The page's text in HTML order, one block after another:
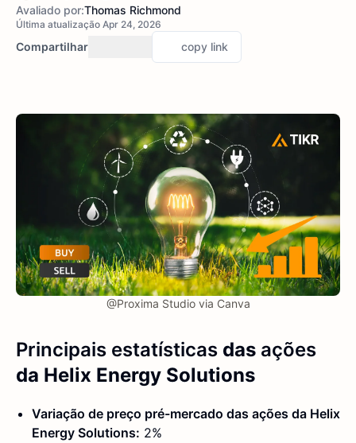
Avaliado por:Thomas Richmond
Última atualização Apr 24, 2026
Compartilhar copy link
@Proxima Studio via Canva
Principais estatísticas das ações
da Helix Energy Solutions
Variação de preço pré-mercado das ações da Helix
Energy Solutions: 2%